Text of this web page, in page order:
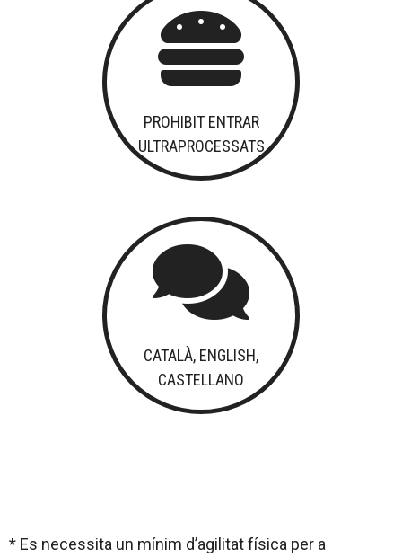

PROHIBIT ENTRAR
ULTRAPROCESSATS

CATALÀ, ENGLISH,
CASTELLANO
* Es necessita un mínim d’agilitat física per a